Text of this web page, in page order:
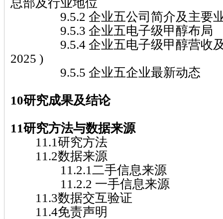
9.5.2 企业五公司简介及主要
9.5.3 企业五电子级甲醇布局
9.5.4 企业五电子级甲醇营收及
2025 )
9.5.5 企业五企业最新动态
10研究成果及结论
11研究方法与数据来源
11.1研究方法
11.2数据来源
11.2.1二手信息来源
11.2.2 一手信息来源
11.3数据交互验证
11.4免责声明